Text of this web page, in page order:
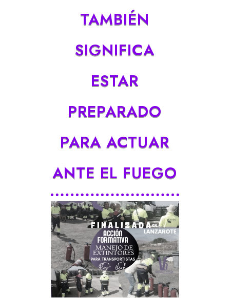
TAMBIÉN
SIGNIFICA
ESTAR
PREPARADO
PARA ACTUAR
ANTE EL FUEGO